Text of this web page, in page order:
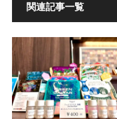
関連記事一覧